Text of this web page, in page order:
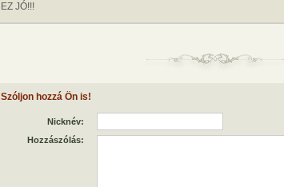
EZ JÓ!!!
Szóljon hozzá Ön is!
Nicknév:
Hozzászólás: